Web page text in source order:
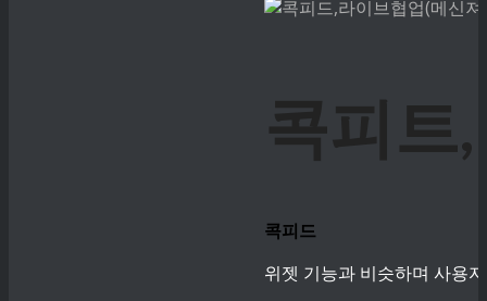
콕피트
콕피드
위젯 기능과 비슷하며 사용